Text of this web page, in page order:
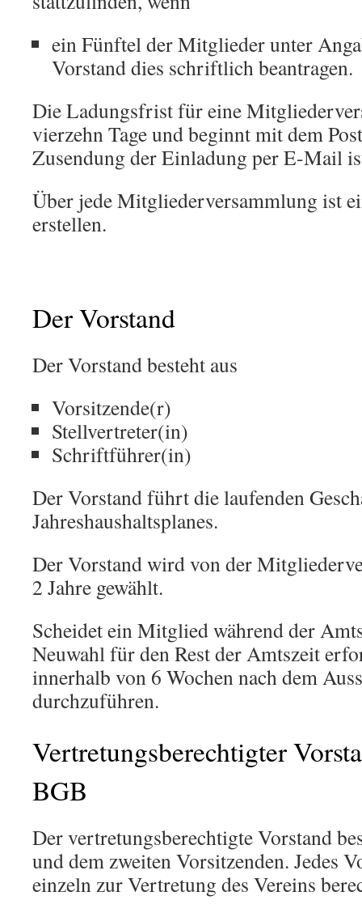
ein Fünftel der Mitglieder unter
Vorstand dies schriftlich beantragen.
Die Ladungsfrist für eine
vierzehn Tage und beginnt mit dem
Zusendung der Einladung per E-Mail
Über jede Mitgliederversammlung ist
erstellen.
Der Vorstand
Der Vorstand besteht aus
Vorsitzende(r)
Stellvertreter(in)
Schriftführer(in)
Der Vorstand führt die laufenden
Jahreshaushaltsplanes.
Der Vorstand wird von der
2 Jahre gewählt.
Scheidet ein Mitglied während der
Neuwahl für den Rest der Amtszeit
innerhalb von 6 Wochen nach dem
durchzuführen.
Vertretungsberechtigter
BGB
Der vertretungsberechtigte Vorstand
und dem zweiten Vorsitzenden. Jedes
einzeln zur Vertretung des Vereins